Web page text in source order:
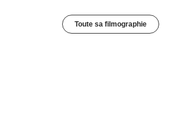
Toute sa filmographie